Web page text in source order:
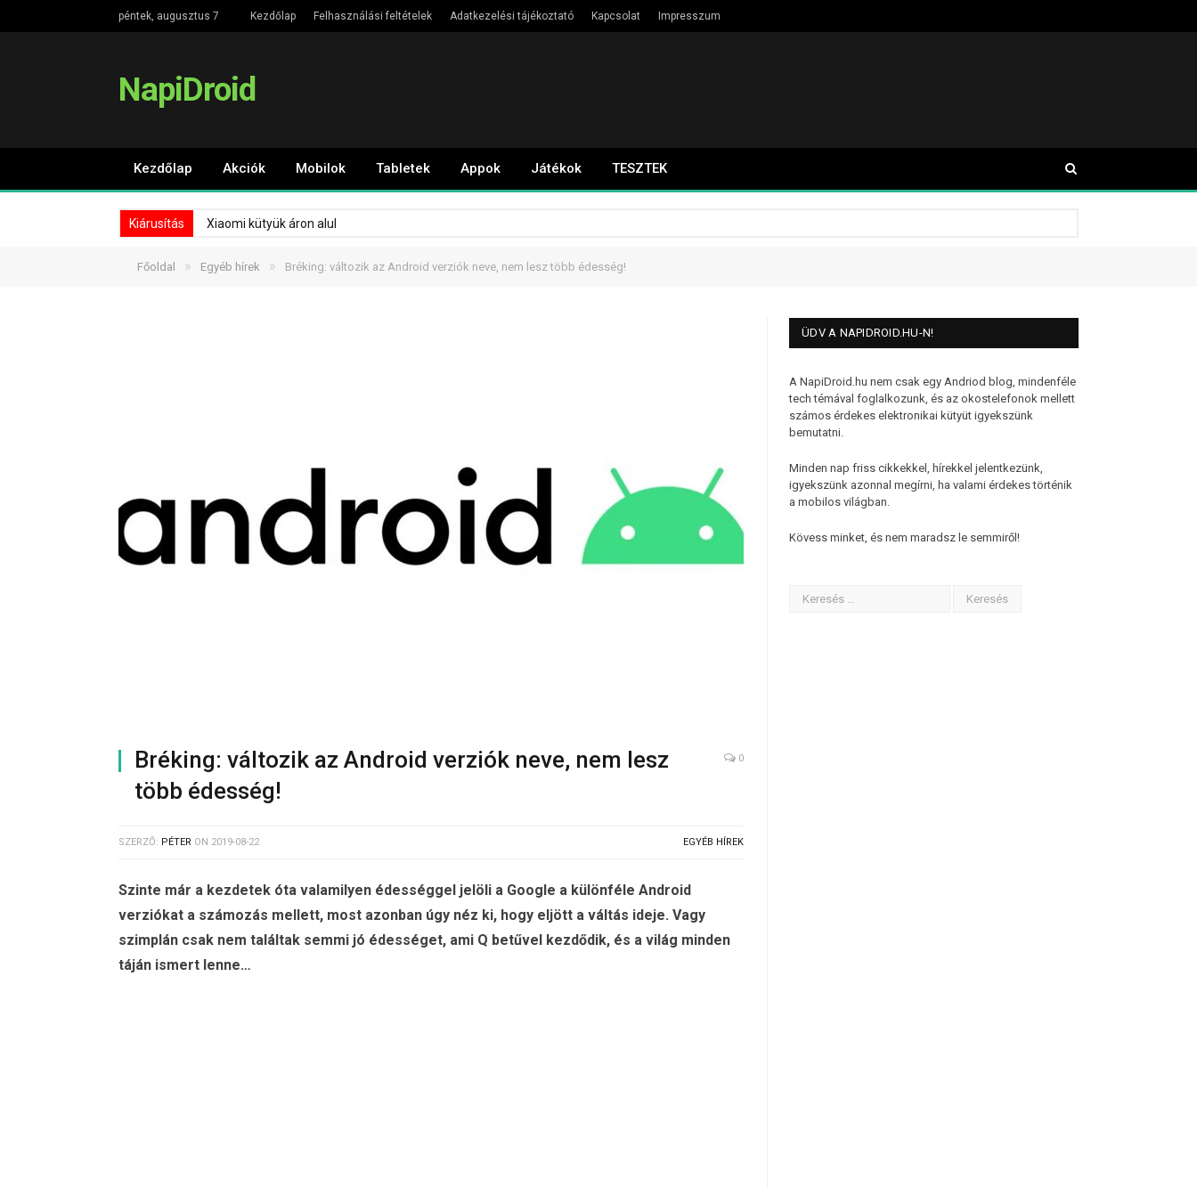
péntek, augusztus 7 Kezdőlap Felhasználási feltételek Adatkezelési tájékoztató Kapcsolat Impresszum
NapiDroid
Kezdőlap Akciók Mobilok Tabletek Appok Játékok TESZTEK
Kiárusítás Xiaomi kütyük áron alul
Főoldal » Egyéb hírek » Bréking: változik az Android verziók neve, nem lesz több édesség!
Bréking: változik az Android verziók neve, nem lesz
több édesség!
0
SZERZŐ: PÉTER ON 2019-08-22 EGYÉB HÍREK
Szinte már a kezdetek óta valamilyen édességgel jelöli a Google a különféle Android
verziókat a számozás mellett, most azonban úgy néz ki, hogy eljött a váltás ideje. Vagy
szimplán csak nem találtak semmi jó édességet, ami Q betűvel kezdődik, és a világ minden
táján ismert lenne…
ÜDV A NAPIDROID.HU-N!
A NapiDroid.hu nem csak egy Andriod blog, mindenféle
tech témával foglalkozunk, és az okostelefonok mellett
számos érdekes elektronikai kütyüt igyekszünk
bemutatni.
Minden nap friss cikkekkel, hírekkel jelentkezünk,
igyekszünk azonnal megírni, ha valami érdekes történik
a mobilos világban.
Kövess minket, és nem maradsz le semmiről!